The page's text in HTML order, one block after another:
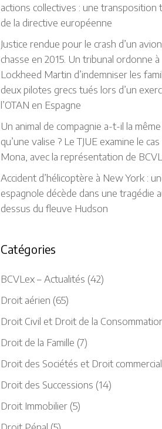
actions collectives : une transposition
de la directive européenne
Justice rendue pour le crash d’un
chasse en 2015. Un tribunal ordonne à
Lockheed Martin d’indemniser les
deux pilotes grecs tués lors d’un
l’OTAN en Espagne
Un animal de compagnie a-t-il la
qu’une valise ? Le TJUE examine le
Mona, avec la représentation de
Accident d’hélicoptère à New York :
espagnole décède dans une tragédie
dessus du fleuve Hudson
Catégories
BCVLex – Actualités (42)
Droit aérien (65)
Droit Civil et Droit de la
Droit de la Famille (7)
Droit des Sociétés et Droit commercial
Droit des Successions (14)
Droit Immobilier(5)